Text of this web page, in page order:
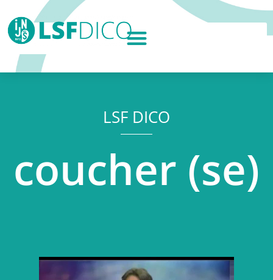
LSF DICO
coucher (se)
Lecteur
vidéo